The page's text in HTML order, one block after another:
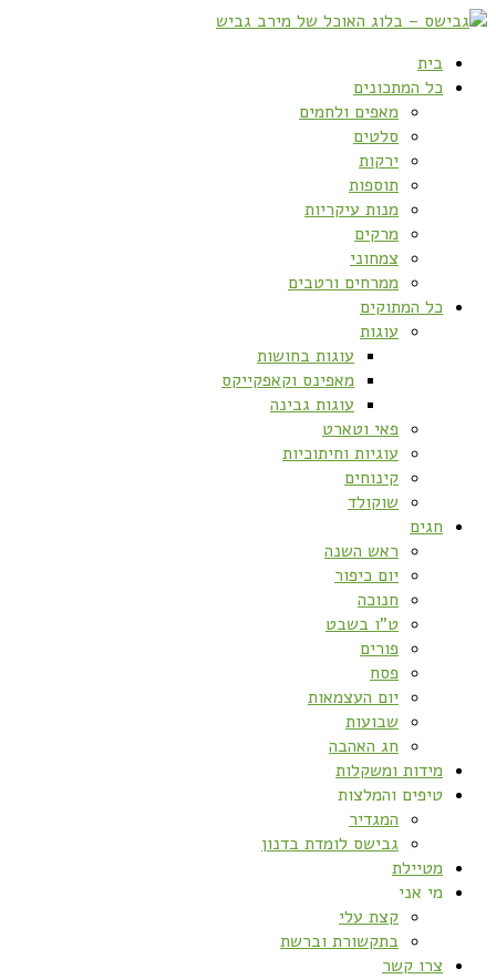
בית
כל המתכונים
מאפים ולחמים
סלטים
ירקות
תוספות
מנות עיקריות
מרקים
צמחוני
ממרחים ורטבים
כל המתוקים
עוגות
עוגות בחושות
מאפינס וקאפקייקס
עוגות גבינה
פאי וטארט
עוגיות וחיתוכיות
קינוחים
שוקולד
חגים
ראש השנה
יום כיפור
חנוכה
ט”ו בשבט
פורים
פסח
יום העצמאות
שבועות
חג האהבה
מידות ומשקלות
טיפים והמלצות
המגדיר
גבישס לומדת בדנון
מטיילת
מי אני
קצת עלי
בתקשורת וברשת
צרו קשר